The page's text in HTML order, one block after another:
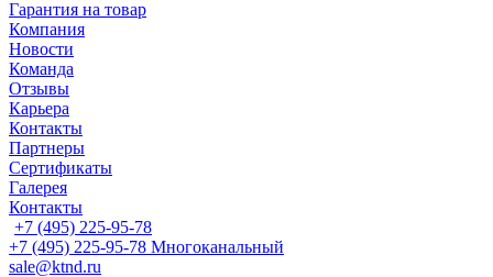
Гарантия на товар
Компания
Новости
Команда
Отзывы
Карьера
Контакты
Партнеры
Сертификаты
Галерея
Контакты
+7 (495) 225-95-78
+7 (495) 225-95-78 Многоканальный
sale@ktnd.ru